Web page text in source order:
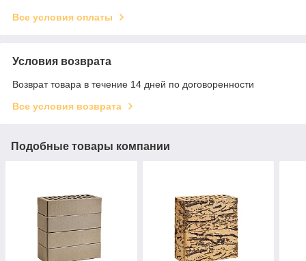
Все условия оплаты
Условия возврата
Возврат товара в течение 14 дней по договоренности
Все условия возврата
Подобные товары компании